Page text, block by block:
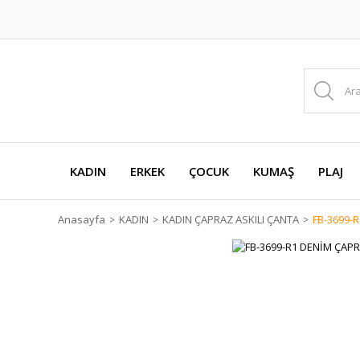
KADIN ERKEK ÇOCUK KUMAŞ PLAJ
Anasayfa KADIN KADIN ÇAPRAZ ASKILI ÇANTA FB-3699-